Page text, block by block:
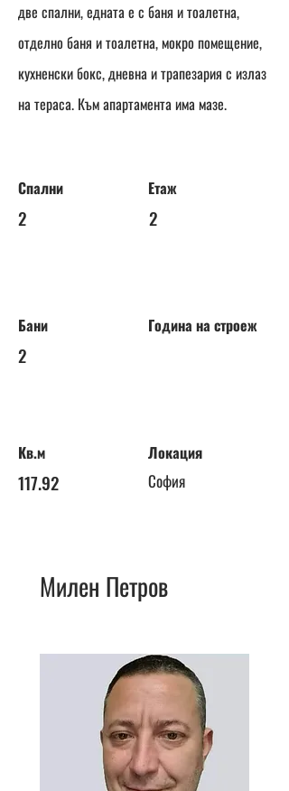
две спални, едната е с баня и тоалетна,
отделно баня и тоалетна, мокро помещение,
кухненски бокс, дневна и трапезария с излаз
на тераса. Към апартамента има мазе.
Спални
2
Бани
2
Кв.м
117.92
Етаж
2
Година на строеж
Локация
София
Милен Петров